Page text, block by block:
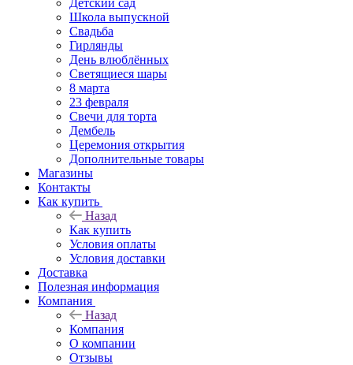
Детский сад
Школа выпускной
Свадьба
Гирлянды
День влюблённых
Светящиеся шары
8 марта
23 февраля
Свечи для торта
Дембель
Церемония открытия
Дополнительные товары
Магазины
Контакты
Как купить
Назад
Как купить
Условия оплаты
Условия доставки
Доставка
Полезная информация
Компания
Назад
Компания
О компании
Отзывы